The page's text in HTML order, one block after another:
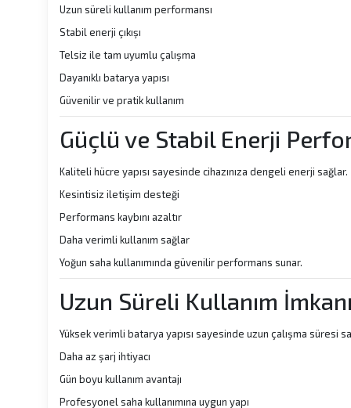
Uzun süreli kullanım performansı
Stabil enerji çıkışı
Telsiz ile tam uyumlu çalışma
Dayanıklı batarya yapısı
Güvenilir ve pratik kullanım
Güçlü ve Stabil Enerji
Kaliteli hücre yapısı sayesinde cihazınıza dengeli enerji sağlar.
Kesintisiz iletişim desteği
Performans kaybını azaltır
Daha verimli kullanım sağlar
Yoğun saha kullanımında güvenilir performans sunar.
Uzun Süreli Kullanım İmkanı
Yüksek verimli batarya yapısı sayesinde uzun çalışma süresi
Daha az şarj ihtiyacı
Gün boyu kullanım avantajı
Profesyonel saha kullanımına uygun yapı